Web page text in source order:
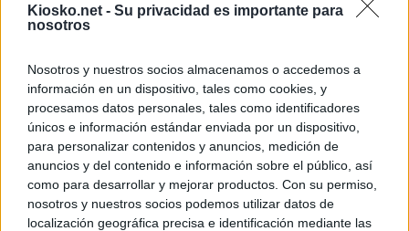
Kiosko.net - Su privacidad es importante para
nosotros
Nosotros y nuestros socios almacenamos o accedemos a
información en un dispositivo, tales como cookies, y
procesamos datos personales, tales como identificadores
únicos e información estándar enviada por un dispositivo,
para personalizar contenidos y anuncios, medición de
anuncios y del contenido e información sobre el público, así
como para desarrollar y mejorar productos. Con su permiso,
nosotros y nuestros socios podemos utilizar datos de
localización geográfica precisa e identificación mediante las